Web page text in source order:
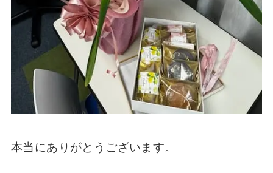
本当にありがとうございます。